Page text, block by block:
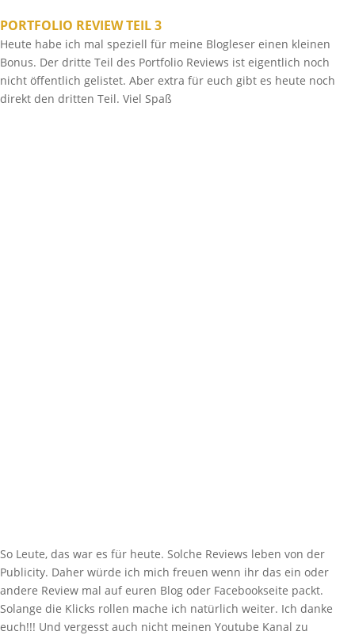
PORTFOLIO REVIEW TEIL 3
Heute habe ich mal speziell für meine Blogleser einen kleinen
Bonus. Der dritte Teil des Portfolio Reviews ist eigentlich noch
nicht öffentlich gelistet. Aber extra für euch gibt es heute noch
direkt den dritten Teil. Viel Spaß
So Leute, das war es für heute. Solche Reviews leben von der
Publicity. Daher würde ich mich freuen wenn ihr das ein oder
andere Review mal auf euren Blog oder Facebookseite packt.
Solange die Klicks rollen mache ich natürlich weiter. Ich danke
euch!!! Und vergesst auch nicht meinen Youtube Kanal zu